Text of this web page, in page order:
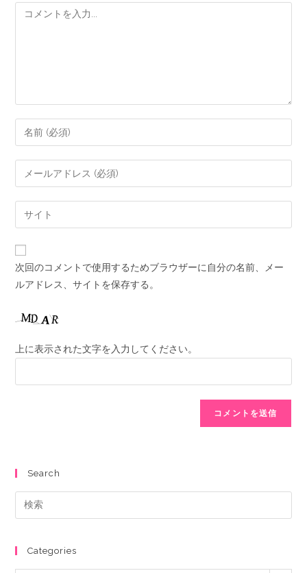
次回のコメントで使用するためブラウザーに自分の名前、メー
ルアドレス、サイトを保存する。
上に表示された文字を入力してください。
Search
Categories